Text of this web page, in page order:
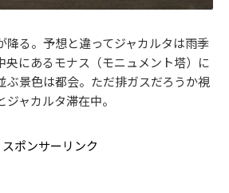
る。予想と違ってジャカルタは雨季
央にあるモナス（モニュメント塔）に
ぶ景色は都会。ただ排ガスだろうか視
ャカルタ滞在中。
スポンサーリンク